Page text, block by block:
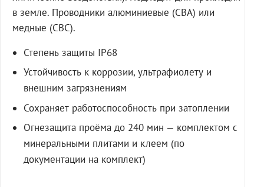
в земле. Проводники алюминиевые (СВА) или
медные (СВС).
Степень защиты IP68
Устойчивость к коррозии, ультрафиолету и
внешним загрязнениям
Сохраняет работоспособность при затоплении
Огнезащита проёма до 240 мин — комплектом с
минеральными плитами и клеем (по
документации на комплект)